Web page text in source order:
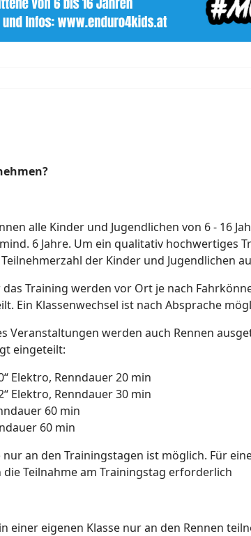
alle Kinder und Jugendlichen von 6 - 16
6 Jahre. Um ein qualitativ hochwertiges
der Kinder und Jugendlichen
das Training werden vor Ort je nach
Ein Klassenwechsel ist nach Absprache
Veranstaltungen werden auch Rennen
eingeteilt:
Elektro, Renndauer 20 min
Elektro, Renndauer 30 min
60 min
60 min
nur an den Trainingstagen ist möglich. Für
Teilnahme am Trainingstag erforderlich
einer eigenen Klasse nur an den Rennen